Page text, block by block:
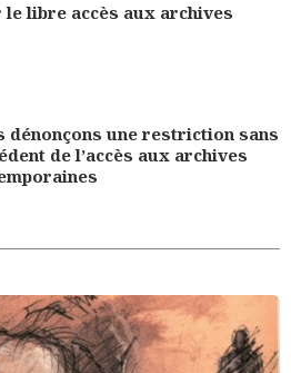
le libre accès aux archives
dénonçons une restriction sans
de l’accès aux archives